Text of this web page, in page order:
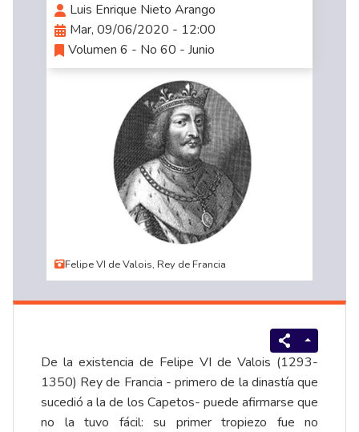
Luis Enrique Nieto Arango
Mar, 09/06/2020 - 12:00
Volumen 6 - No 60 - Junio
Felipe VI de Valois, Rey de Francia
De la existencia de Felipe VI de Valois (1293-
1350) Rey de Francia - primero de la dinastía que
sucedió a la de los Capetos- puede afirmarse que
no la tuvo fácil: su primer tropiezo fue no